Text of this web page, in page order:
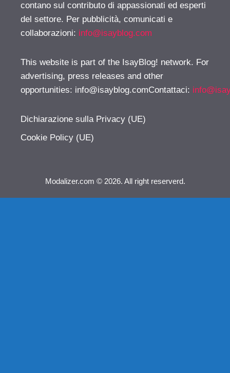
contano sul contributo di appassionati ed esperti
del settore. Per pubblicità, comunicati e
collaborazioni: info@isayblog.com
This website is part of the IsayBlog! network. For
advertising, press releases and other
opportunities: info@isayblog.comContattaci:
Dichiarazione sulla Privacy (UE)
Cookie Policy (UE)
Modalizer.com © 2026. All right reserverd.